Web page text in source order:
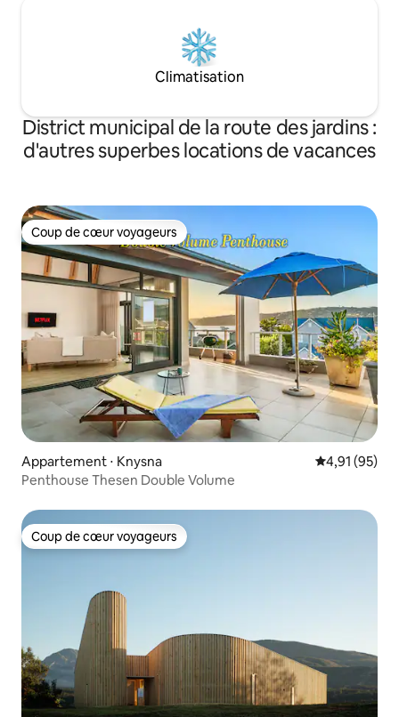
Climatisation
District municipal de la route des jardins :
d'autres superbes locations de vacances
Coup de cœur voyageurs
Coup de cœur voyageurs
Appartement ⋅ Knysna Évaluation
4,91 (95)
Penthouse Thesen Double Volume
Coup de cœur voyageurs
Coup de cœur voyageurs